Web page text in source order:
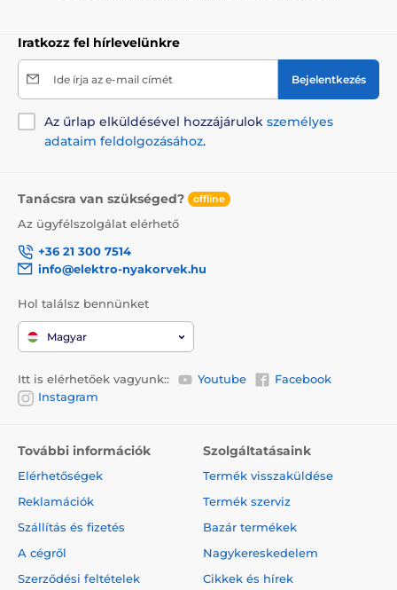
Iratkozz fel hírlevelünkre
Ide írja az e-mail címét Bejelentkezés
Az űrlap elküldésével hozzájárulok személyes
adataim feldolgozásához.
Tanácsra van szükséged? offline
Az ügyfélszolgálat elérhető
+36 21 300 7514
info@elektro-nyakorvek.hu
Hol találsz bennünket
Magyar
Itt is elérhetőek vagyunk:: Youtube
Facebook
Instagram
További információk
Elérhetőségek
Reklamációk
Szállítás és fizetés
A cégről
Szerződési feltételek
Szolgáltatásaink
Termék visszaküldése
Termék szerviz
Bazár termékek
Nagykereskedelem
Cikkek és hírek